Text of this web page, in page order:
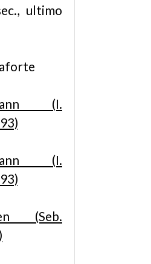
ultimo
(I.
(I.
(Seb.